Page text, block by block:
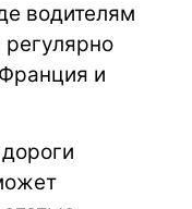
водителям
регулярно
и